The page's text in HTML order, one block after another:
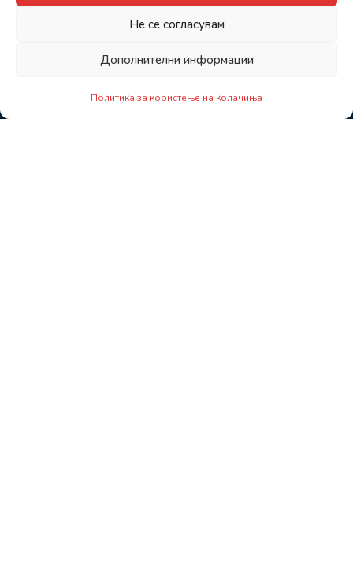
Не се согласувам
Дополнителни информации
Политика за користење на колачиња